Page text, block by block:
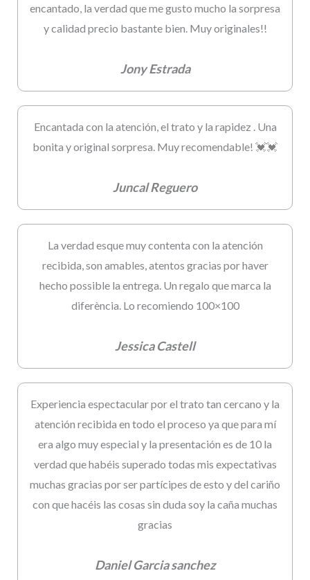
encantado, la verdad que me gusto mucho la sorpresa
y calidad precio bastante bien. Muy originales!!
Jony Estrada
Encantada con la atención, el trato y la rapidez . Una
bonita y original sorpresa. Muy recomendable! 💓💓
Juncal Reguero
La verdad esque muy contenta con la atención
recibida, son amables, atentos gracias por haver
hecho possible la entrega. Un regalo que marca la
diferència. Lo recomiendo 100×100
Jessica Castell
Experiencia espectacular por el trato tan cercano y la
atención recibida en todo el proceso ya que para mí
era algo muy especial y la presentación es de 10 la
verdad que habéis superado todas mis expectativas
muchas gracias por ser partícipes de esto y del cariño
con que hacéis las cosas sin duda soy la caña muchas
gracias
Daniel Garcia sanchez